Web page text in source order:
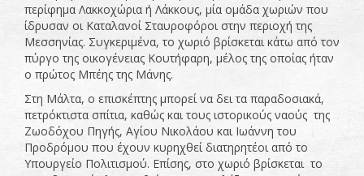
περίφημα Λακκοχώρια ή Λάκκους, μία ομάδα χωριών που
ίδρυσαν οι Καταλανοί Σταυροφόροι στην περιοχή της
Μεσσηνίας. Συγκεριμένα, το χωριό βρίσκεται κάτω από τον
πύργο της οικογένειας Κουτήφαρη, μέλος της οποίας ήταν
ο πρώτος Μπέης της Μάνης.
Στη Μάλτα, ο επισκέπτης μπορεί να δει τα παραδοσιακά,
πετρόκτιστα σπίτια, καθώς και τους ιστορικούς ναούς της
Ζωοδόχου Πηγής, Αγίου Νικολάου και Ιωάννη του
Προδρόμου που έχουν κυρηχθεί διατηρητέοι από το
Υπουργείο Πολιτισμού. Επίσης, στο χωριό βρίσκεται το